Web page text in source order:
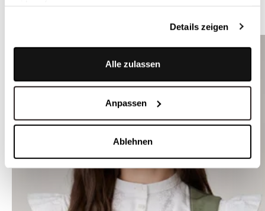
Details zeigen
Alle zulassen
Anpassen
Ablehnen